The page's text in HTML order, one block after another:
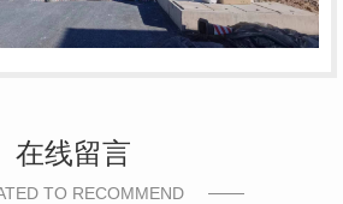
在线留言
TO RECOMMEND